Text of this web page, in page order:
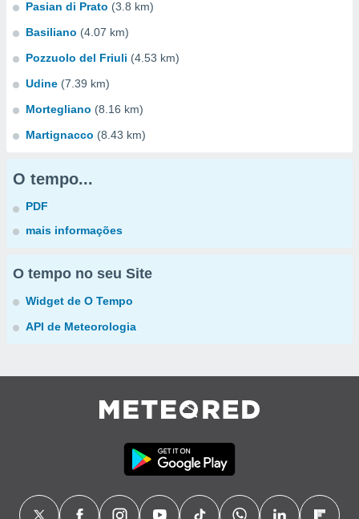
Pasian di Prato (3.8 km)
Basiliano (4.07 km)
Pozzuolo del Friuli (4.53 km)
Udine (7.39 km)
Mortegliano (8.16 km)
Martignacco (8.43 km)
O tempo...
PDF
mais informações
O tempo no seu Site
Widget de O Tempo
API de Meteorologia